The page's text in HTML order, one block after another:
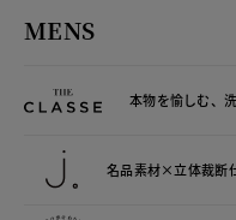
MENS
本物を愉しむ、
名品素材×立体裁断